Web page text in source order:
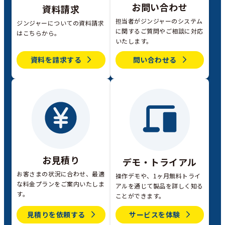
資料請求
ジンジャーについての資料請求
はこちらから。
資料を請求する
お問い合わせ
担当者がジンジャーのシステム
に関するご質問やご相談に対応
いたします。
問い合わせる
お見積り
お客さまの状況に合わせ、最適
な料金プランをご案内いたしま
す。
見積りを依頼する
デモ・トライアル
操作デモや、1ヶ月無料トライ
アルを通じて製品を詳しく知る
ことができます。
サービスを体験